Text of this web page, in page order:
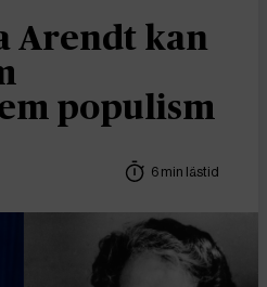
Arendt kan
populism
6 min lästid